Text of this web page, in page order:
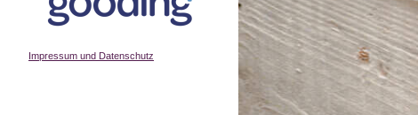
Impressum und Datenschutz